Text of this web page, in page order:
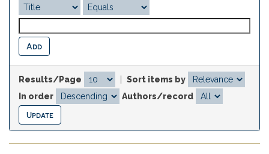
Results/Page
Sort items by
In order
Authors/record